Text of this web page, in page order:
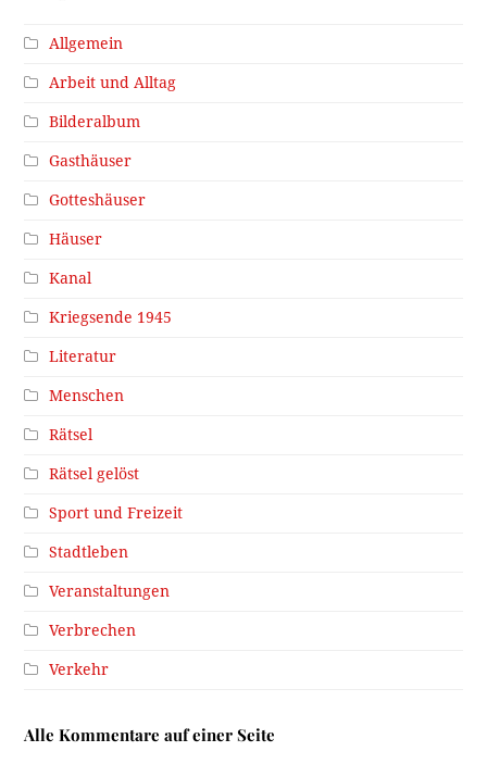
Allgemein
Arbeit und Alltag
Bilderalbum
Gasthäuser
Gotteshäuser
Häuser
Kanal
Kriegsende 1945
Literatur
Menschen
Rätsel
Rätsel gelöst
Sport und Freizeit
Stadtleben
Veranstaltungen
Verbrechen
Verkehr
Alle Kommentare auf einer Seite